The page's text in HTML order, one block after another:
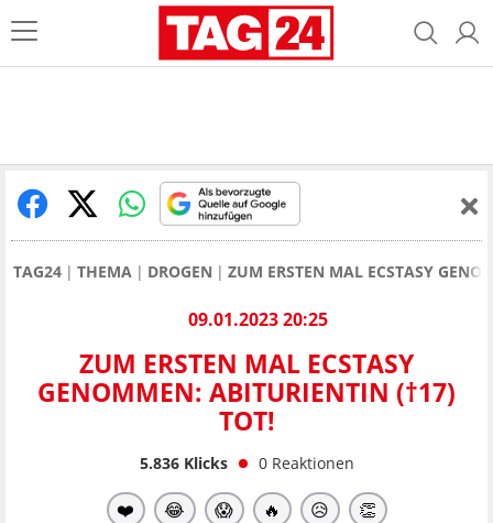
TAG24 THEMA DROGEN ZUM ERSTEN MAL ECSTASY
09.01.2023 20:25
ZUM ERSTEN MAL ECSTASY
GENOMMEN: ABITURIENTIN (†17)
TOT!
5.836Klicks 0 Reaktionen
❤️ 😂 😱 🔥 😥 👏